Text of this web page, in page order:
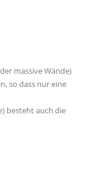
massive Wände)
so dass nur eine
besteht auch die